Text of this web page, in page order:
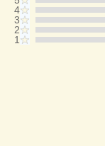
4
3
2
1